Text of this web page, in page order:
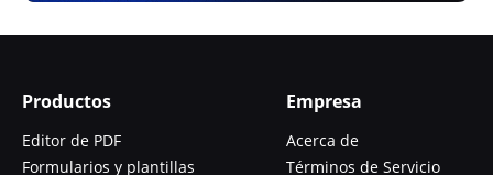
Productos
Editor de PDF
Formularios y plantillas
Empresa
Acerca de
Términos de Servicio